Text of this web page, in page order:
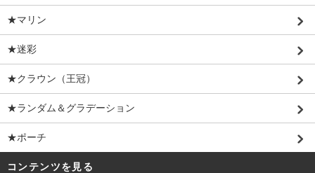
★マリン
★迷彩
★クラウン（王冠）
★ランダム＆グラデーション
★ポーチ
コンテンツを見る